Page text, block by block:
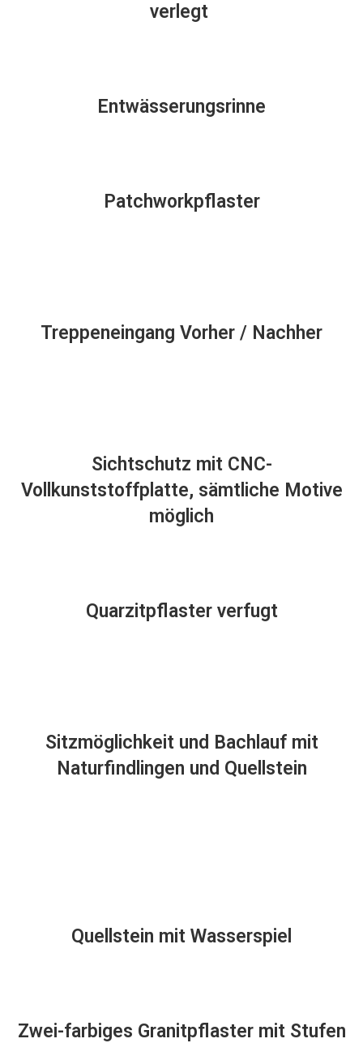
verlegt
Entwässerungsrinne
Patchworkpflaster
Treppeneingang Vorher / Nachher
Sichtschutz mit CNC-
Vollkunststoffplatte, sämtliche Motive
möglich
Quarzitpflaster verfugt
Sitzmöglichkeit und Bachlauf mit
Naturfindlingen und Quellstein
Quellstein mit Wasserspiel
Zwei-farbiges Granitpflaster mit Stufen